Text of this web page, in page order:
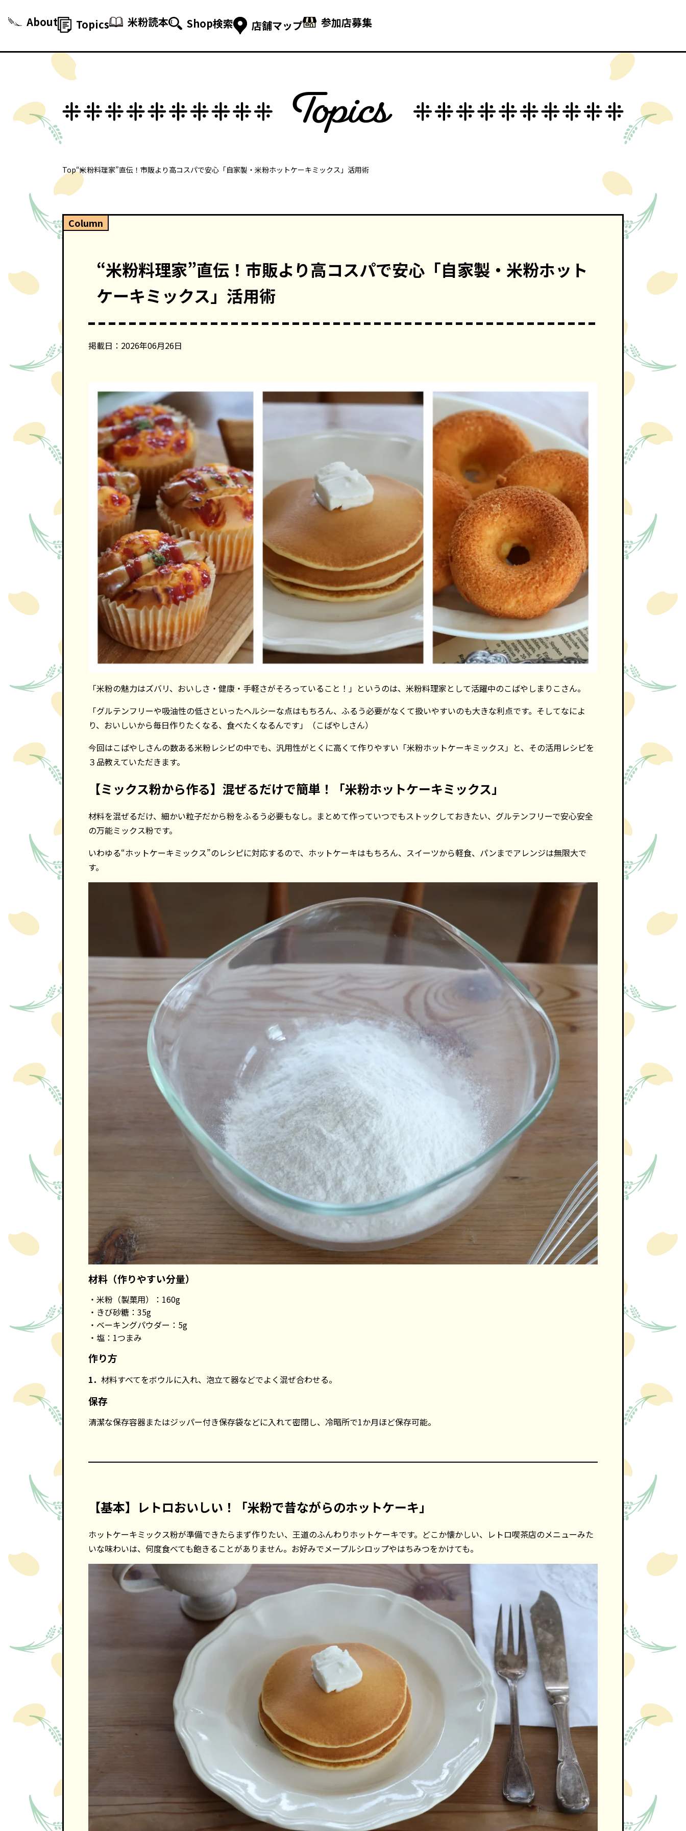
About Topics 米粉読本 Shop検索 店舗マップ 参加店募集
Top“米粉料理家”直伝！市販より高コスパで安心「自家製・米粉ホットケーキミックス」活用術
Column
“米粉料理家”直伝！市販より高コスパで安心「自家製・米粉ホット
ケーキミックス」活用術
掲載日：2026年06月26日
「米粉の魅力はズバリ、おいしさ・健康・手軽さがそろっていること！」というのは、米粉料理家として活躍中のこばやしまりこさん。
「グルテンフリーや吸油性の低さといったヘルシーな点はもちろん、ふるう必要がなくて扱いやすいのも大きな利点です。そしてなによ
り、おいしいから毎日作りたくなる、食べたくなるんです」（こばやしさん）
今回はこばやしさんの数ある米粉レシピの中でも、汎用性がとくに高くて作りやすい「米粉ホットケーキミックス」と、その活用レシピを
３品教えていただきます。
【ミックス粉から作る】混ぜるだけで簡単！「米粉ホットケーキミックス」
材料を混ぜるだけ、細かい粒子だから粉をふるう必要もなし。まとめて作っていつでもストックしておきたい、グルテンフリーで安心安全
の万能ミックス粉です。
いわゆる“ホットケーキミックス”のレシピに対応するので、ホットケーキはもちろん、スイーツから軽食、パンまでアレンジは無限大で
す。
材料 （作りやすい分量）
米粉（製菓用）：160g
きび砂糖：35g
ベーキングパウダー：5g
塩：1つまみ
作り方
1． 材料すべてをボウルに入れ、泡立て器などでよく混ぜ合わせる。
保存
清潔な保存容器またはジッパー付き保存袋などに入れて密閉し、冷暗所で1か月ほど保存可能。
【基本】レトロおいしい！「米粉で昔ながらのホットケーキ」
ホットケーキミックス粉が準備できたらまず作りたい、王道のふんわりホットケーキです。どこか懐かしい、レトロ喫茶店のメニューみた
いな味わいは、何度食べても飽きることがありません。お好みでメープルシロップやはちみつをかけても。